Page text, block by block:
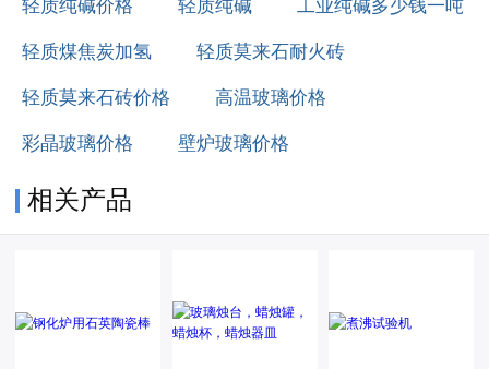
轻质纯碱价格 轻质纯碱 工业纯碱多少钱一吨
轻质煤焦炭加氢 轻质莫来石耐火砖
轻质莫来石砖价格 高温玻璃价格
彩晶玻璃价格 壁炉玻璃价格
相关产品